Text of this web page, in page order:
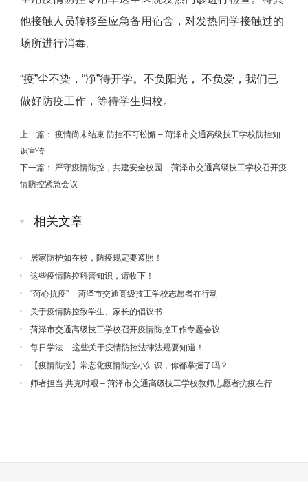
他接触人员转移至应急备用宿舍，对发热同学接触过的
场所进行消毒。
“疫”尘不染，“净”待开学。不负阳光， 不负爱，我们已
做好防疫工作，等待学生归校。
上一篇： 疫情尚未结束 防控不可松懈 – 菏泽市交通高级技工学校防控知
识宣传
下一篇： 严守疫情防控，共建安全校园 – 菏泽市交通高级技工学校召开疫
情防控紧急会议
相关文章
居家防护如在校，防疫规定要遵照！
这些疫情防控科普知识，请收下！
“菏心抗疫” – 菏泽市交通高级技工学校志愿者在行动
关于疫情防控致学生、家长的倡议书
菏泽市交通高级技工学校召开疫情防控工作专题会议
每日学法 – 这些关于疫情防控法律法规要知道！
【疫情防控】常态化疫情防控小知识，你都掌握了吗？
师者担当 共克时艰 – 菏泽市交通高级技工学校教师志愿者抗疫在行